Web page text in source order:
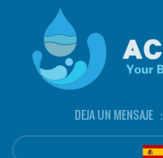
DEJA UN MENSAJE ：